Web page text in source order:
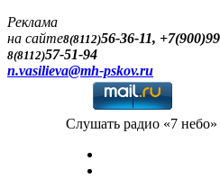
Реклама
на сайте8(8112)56-36-11,
8(8112)57-51-94
n.vasilieva@mh-pskov.ru
Слушать радио «7